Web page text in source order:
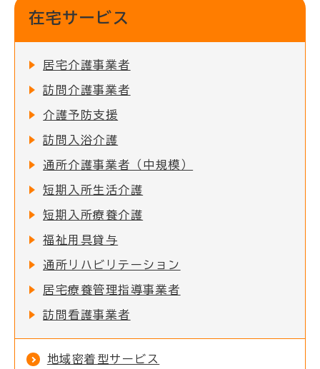
在宅サービス
居宅介護事業者
訪問介護事業者
介護予防支援
訪問入浴介護
通所介護事業者（中規模）
短期入所生活介護
短期入所療養介護
福祉用具貸与
通所リハビリテーション
居宅療養管理指導事業者
訪問看護事業者
地域密着型サービス